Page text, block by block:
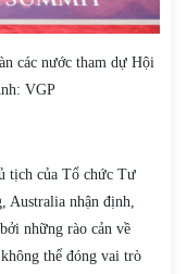
các nước tham dự Hội
VGP
tịch của Tổ chức Tư
Australia nhận định,
những rào cản về
thể đóng vai trò